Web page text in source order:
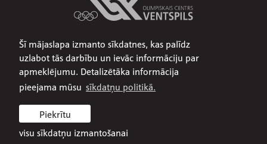
Šī mājaslapa izmanto sīkdatnes, kas palīdz
uzlabot tās darbību un ievāc informāciju par
apmeklējumu. Detalizētāka informācija
pieejama mūsu sīkdatņu politikā.
Piekrītu
visu sīkdatņu izmantošanai
Par mums
Publiskojamā informācija
Iepirkumi